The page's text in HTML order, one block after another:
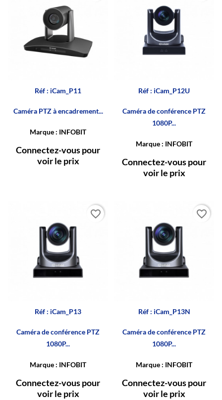
Réf : iCam_P11
Caméra PTZ à encadrement...
Marque : INFOBIT
Connectez-vous pour
voir le prix
Réf : iCam_P12U
Caméra de conférence PTZ
1080P...
Marque : INFOBIT
Connectez-vous pour
voir le prix
Réf : iCam_P13
Caméra de conférence PTZ
1080P...
Marque : INFOBIT
Connectez-vous pour
voir le prix
favorite_border
Réf : iCam_P13N
Caméra de conférence PTZ
1080P...
Marque : INFOBIT
Connectez-vous pour
voir le prix
favorite_border